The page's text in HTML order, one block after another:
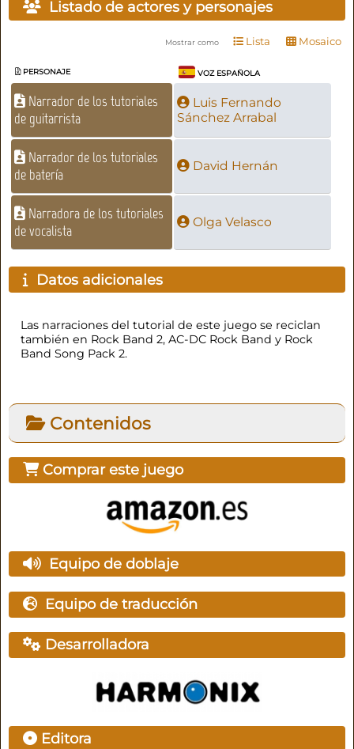
Listado de actores y personajes
Mostrar como Lista Mosaico
PERSONAJE VOZ ESPAÑOLA
Narrador de los tutoriales
de guitarrista
Luis Fernando
Sánchez Arrabal
Narrador de los tutoriales
de batería
David Hernán
Narradora de los tutoriales
de vocalista
Olga Velasco
Datos adicionales
Las narraciones del tutorial de este juego se reciclan
también en Rock Band 2, AC-DC Rock Band y Rock
Band Song Pack 2.
Contenidos
Comprar este juego
Equipo de doblaje
Equipo de traducción
Desarrolladora
Editora